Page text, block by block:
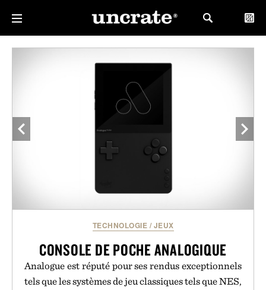
TECHNOLOGIE / JEUX
CONSOLE DE POCHE ANALOGIQUE
Analogue est réputé pour ses rendus exceptionnels
tels que les systèmes de jeu classiques tels que NES,